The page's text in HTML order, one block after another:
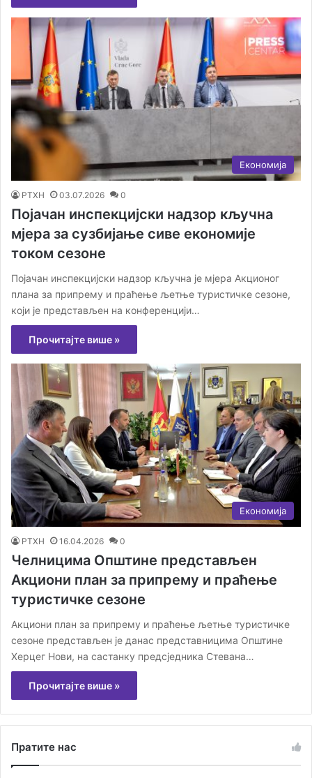
Економија
РТХН 03.07.2026 0
Појачан инспекцијски надзор кључна
мјера за сузбијање сиве економије
током сезоне
Појачан инспекцијски надзор кључна је мјера Акционог
плана за припрему и праћење љетње туристичке сезоне,
који је представљен на конференцији…
Прочитајте више »
Економија
РТХН 16.04.2026 0
Челницима Општине представљен
Акциони план за припрему и праћење
туристичке сезоне
Акциони план за припрему и праћење љетње туристичке
сезоне представљен је данас представницима Општине
Херцег Нови, на састанку предсједника Стевана…
Прочитајте више »
Пратите нас